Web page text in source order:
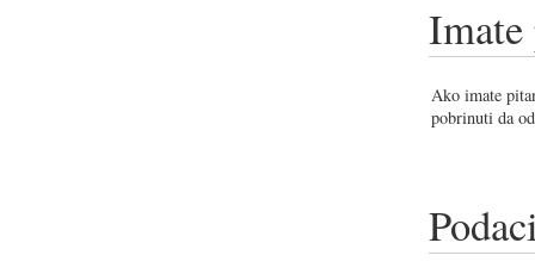
Imate
Ako imate
pobrinuti da